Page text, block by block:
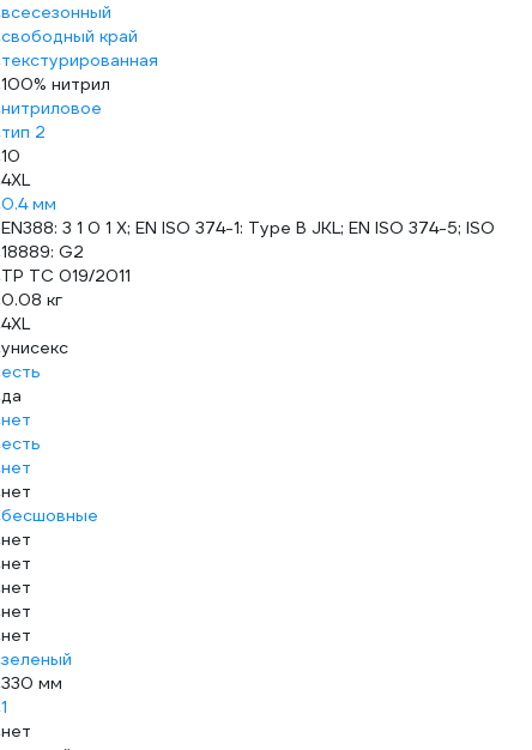
всесезонный
свободный край
текстурированная
100% нитрил
нитриловое
тип 2
10
4XL
0.4 мм
EN388: 3 1 0 1 X; EN ISO 374-1: Type B JKL; EN ISO 374-5; ISO
18889: G2
ТР ТС 019/2011
0.08 кг
4XL
унисекс
есть
да
нет
есть
нет
нет
бесшовные
нет
нет
нет
нет
нет
зеленый
330 мм
1
нет